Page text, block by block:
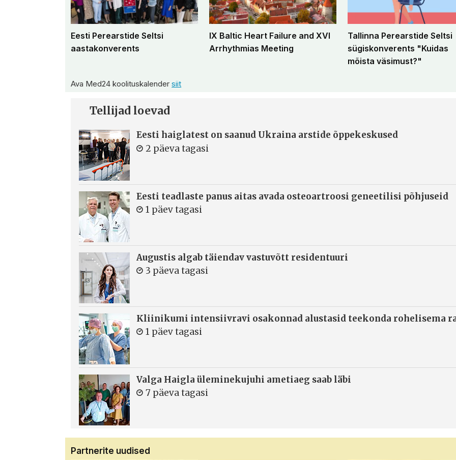
Eesti Perearstide Seltsi
aastakonverents
IX Baltic Heart Failure and XVI
Arrhythmias Meeting
Tallinna Perearstide Seltsi
sügiskonverents "Kuidas
mõista väsimust?"
Ava Med24 koolituskalendersiit
Tellijad loevad
Eesti haiglatest on saanud Ukraina arstide õppekeskused
2 päeva tagasi
Eesti teadlaste panus aitas avada osteoartroosi geneetilisi põhjuseid
1 päev tagasi
Augustis algab täiendav vastuvõtt residentuuri
3 päeva tagasi
Kliinikumi intensiivravi osakonnad alustasid teekonda rohelisema
1 päev tagasi
Valga Haigla üleminekujuhi ametiaeg saab läbi
7 päeva tagasi
Partnerite uudised